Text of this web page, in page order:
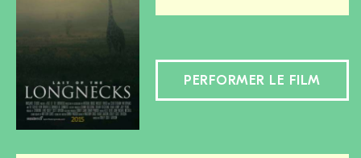
PERFORMER LE FILM